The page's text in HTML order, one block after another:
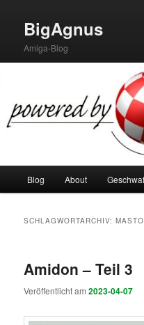
primären
springen
sekundären
springen
BigAgnus
Amiga-Blog
Blog About
SCHLAGWORTARCHIV:
Amidon – Teil 3
Veröffentlicht am2023-04-07